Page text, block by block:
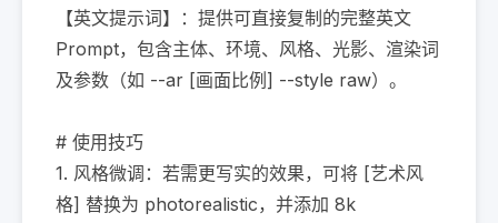
【英文提示词】：提供可直接复制的完整英文
Prompt，包含主体、环境、风格、光影、渲染词
及参数（如 --ar [画面比例] --style raw）。
# 使用技巧
1. 风格微调：若需更写实的效果，可将 [艺术风
格] 替换为 photorealistic，并添加 8k